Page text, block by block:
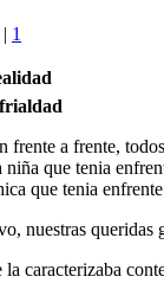
| 1
frente a frente,
que tenia
que tenia
nuestras queridas
caracterizaba